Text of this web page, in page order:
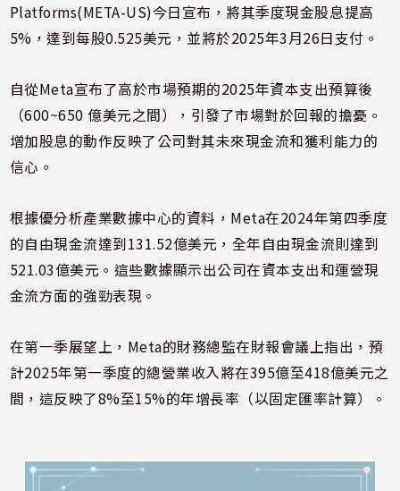
Platforms(META-US)今日宣布，將其季度現金股息提高
5%，達到每股0.525美元，並將於2025年3月26日支付。
自從Meta宣布了高於市場預期的2025年資本支出預算後
（600~650 億美元之間），引發了市場對於回報的擔憂。
增加股息的動作反映了公司對其未來現金流和獲利能力的
信心。
根據優分析產業數據中心的資料，Meta在2024年第四季度
的自由現金流達到131.52億美元，全年自由現金流則達到
521.03億美元。這些數據顯示出公司在資本支出和運營現
金流方面的強勁表現。
在第一季展望上，Meta的財務總監在財報會議上指出，預
計2025年第一季度的總營業收入將在395億至418億美元之
間，這反映了8%至15%的年增長率（以固定匯率計算）。